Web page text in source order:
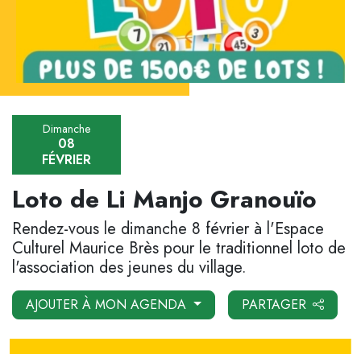
Dimanche
08
FÉVRIER
Loto de Li Manjo Granouïo
Rendez-vous le dimanche 8 février à l'Espace
Culturel Maurice Brès pour le traditionnel loto de
l'association des jeunes du village.
AJOUTER À MON AGENDA PARTAGER